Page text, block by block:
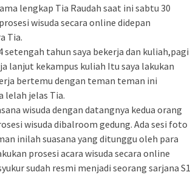
lengkap Tia Raudah saat ini sabtu 30
wisuda secara online didepan
Tia.
setengah tahun saya bekerja dan kuliah,pagi
lanjut kekampus kuliah Itu saya lakukan
bertemu dengan teman teman ini
lelah jelas Tia.
wisuda dengan datangnya kedua orang
wisuda dibalroom gedung. Ada sesi foto
inilah suasana yang ditunggu oleh para
prosesi acara wisuda secara online
sudah resmi menjadi seorang sarjana S1